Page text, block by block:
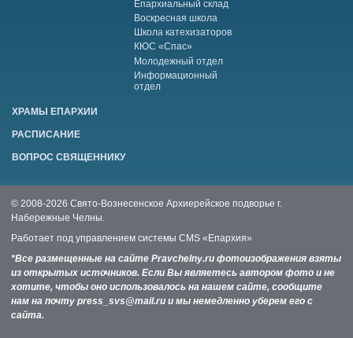
Епархиальный склад
Воскресная школа
Школа катехизаторов
КЮС «Спас»
Молодежный отдел
Информационный
отдел
ХРАМЫ ЕПАРХИИ
РАСПИСАНИЕ
ВОПРОС СВЯЩЕННИКУ
© 2008-2026 Свято-Вознесенское Архиерейское подворье г.
Набережные Челны.
Работает под управлением системы CMS «Епархия»
*Все размещенные на сайте Pravchelny.ru фотоизображения взяты
из открытых источников. Если Вы являетесь автором фото и не
хотите, чтобы оно использовалось на нашем сайте, сообщите
нам на почту press_svs@mail.ru и мы немедленно уберем его с
сайта.